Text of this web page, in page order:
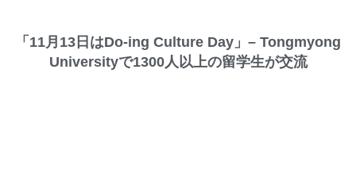
「11月13日はDo-ing Culture Day」– Tongmyong
Universityで1300人以上の留学生が交流